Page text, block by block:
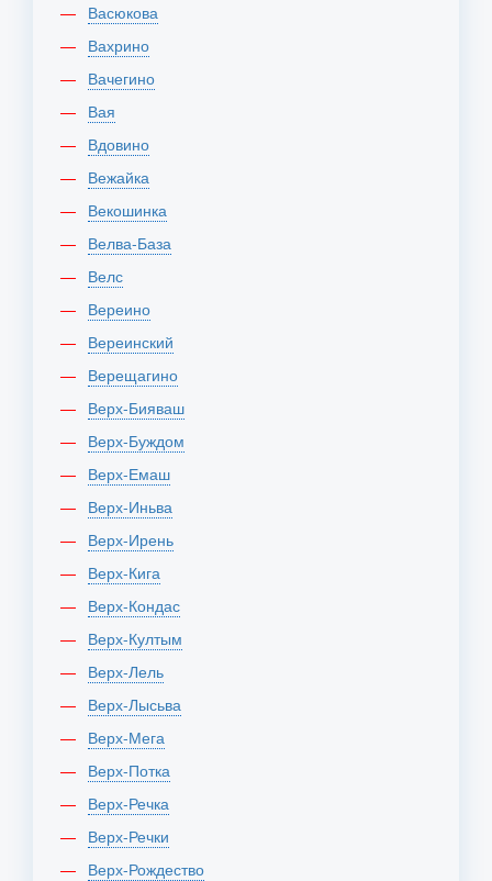
Васюкова
Вахрино
Вачегино
Вая
Вдовино
Вежайка
Векошинка
Велва-База
Велс
Вереино
Вереинский
Верещагино
Верх-Бияваш
Верх-Буждом
Верх-Емаш
Верх-Иньва
Верх-Ирень
Верх-Кига
Верх-Кондас
Верх-Култым
Верх-Лель
Верх-Лысьва
Верх-Мега
Верх-Потка
Верх-Речка
Верх-Речки
Верх-Рождество